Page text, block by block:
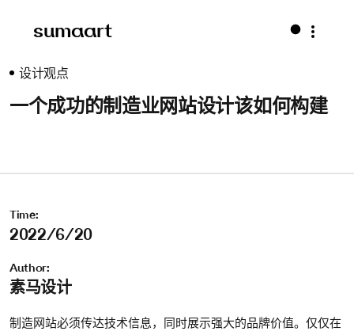
sumaart
设计观点
一个成功的制造业网站设计该如何构建
Time:
2022/6/20
Author:
素马设计
制造网站必须传达技术信息，同时展示强大的品牌价值。仅仅在